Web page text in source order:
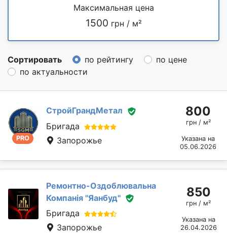
Максимальная цена
1500 грн / м²
Сортировать по рейтингу
по цене
по актуальности
PRO
СтройГрандМетал
Бригада
Запорожье
800
грн / м²
Указана на
05.06.2026
Ремонтно-Оздоблювальна
Компанія "Яанбуд"
Бригада
Запорожье
850
грн / м²
Указана на
26.04.2026